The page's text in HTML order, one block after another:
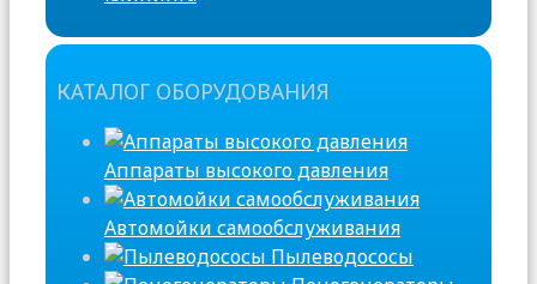
КАТАЛОГ ОБОРУДОВАНИЯ
Аппараты высокого давления
Автомойки самообслуживания
Пылеводососы